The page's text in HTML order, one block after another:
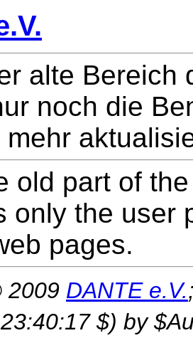
alte Bereich
noch die
old part of
only the user
pages.
2009 DANTE e.V.
$) by